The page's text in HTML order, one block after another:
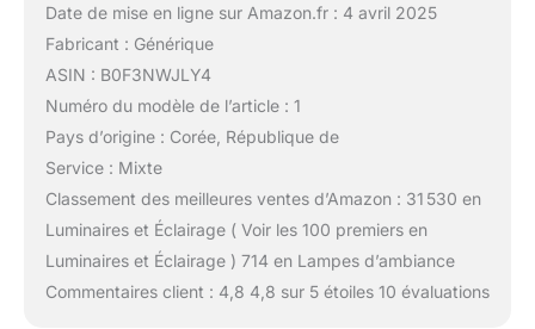
Date de mise en ligne sur Amazon.fr : 4 avril 2025
Fabricant : Générique
ASIN : B0F3NWJLY4
Numéro du modèle de l’article : 1
Pays d’origine : Corée, République de
Service : Mixte
Classement des meilleures ventes d’Amazon : 31 530 en
Luminaires et Éclairage ( Voir les 100 premiers en
Luminaires et Éclairage ) 714 en Lampes d’ambiance
Commentaires client : 4,8 4,8 sur 5 étoiles 10 évaluations